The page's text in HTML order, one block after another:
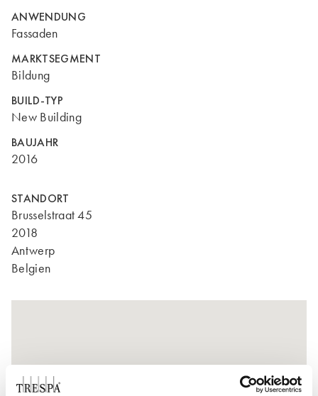
ANWENDUNG
Fassaden
MARKTSEGMENT
Bildung
BUILD-TYP
New Building
BAUJAHR
2016
STANDORT
Brusselstraat 45
2018
Antwerp
Belgien